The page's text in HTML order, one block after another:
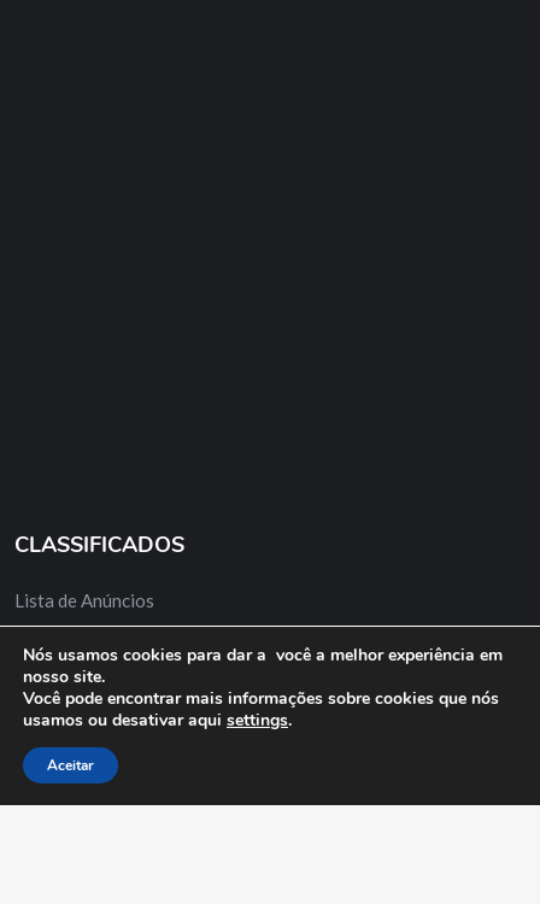
CLASSIFICADOS
Lista de Anúncios
Anuncie Grátis
Nós usamos cookies para dar a você a melhor experiência em
nosso site.
Você pode encontrar mais informações sobre cookies que nós
usamos ou desativar aqui settings.
Aceitar